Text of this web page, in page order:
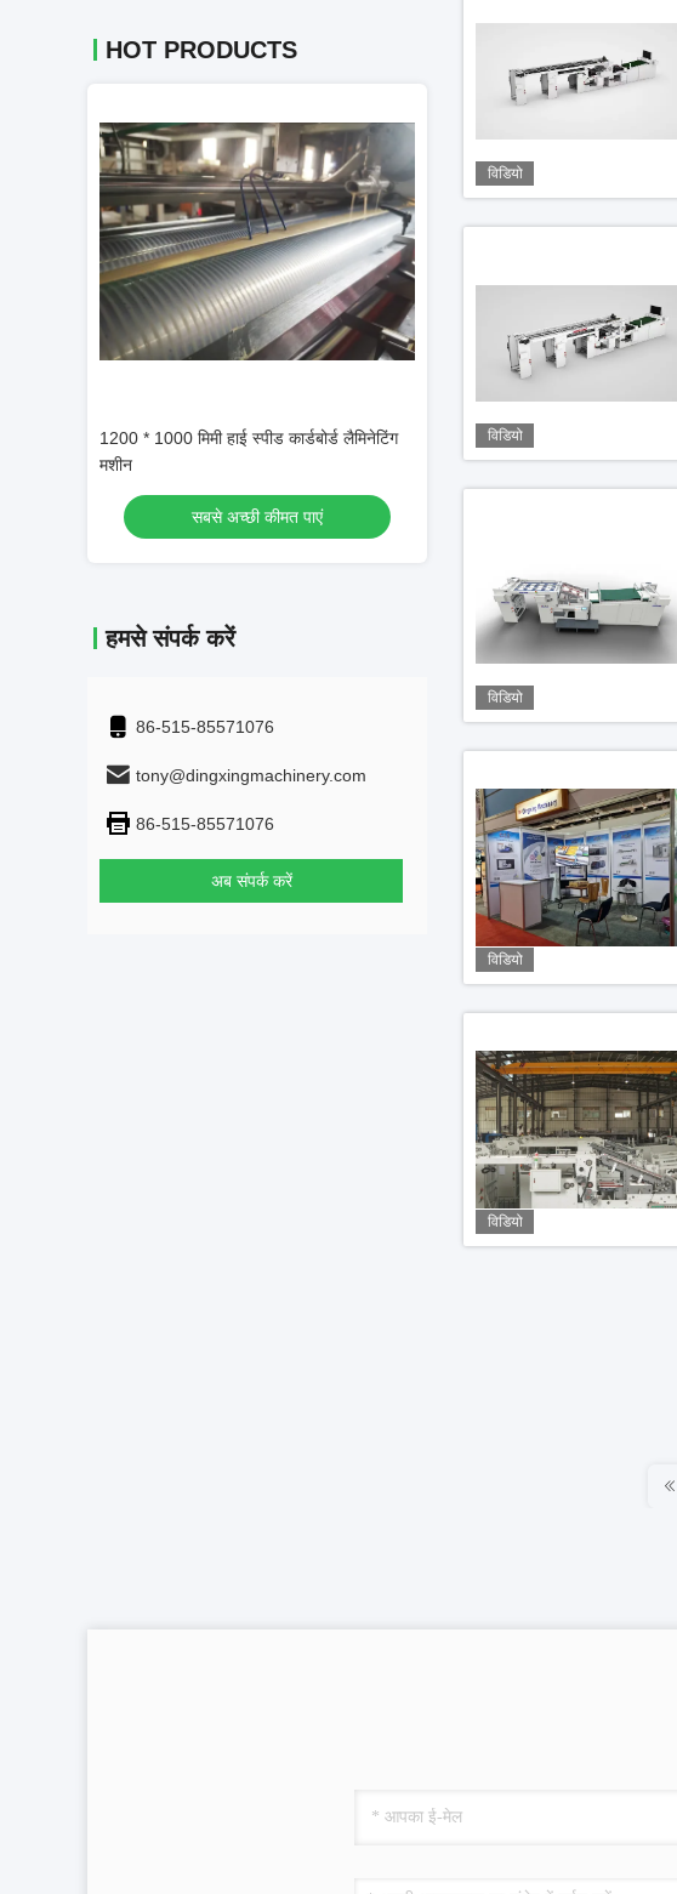
HOT PRODUCTS
1200 * 1000 मिमी हाई स्पीड कार्डबोर्ड लैमिनेटिंग
सबसे अच्छी कीमत पाएं
कार्डबोर्ड टू कार्डबोर्ड लैमिनेशन मशीन 16KW
हमसे संपर्क करें
86-515-85571076
tony@dingxingmachinery.com
86-515-85571076
अब संपर्क करें
विडियो
विडियो
विडियो
विडियो
विडियो